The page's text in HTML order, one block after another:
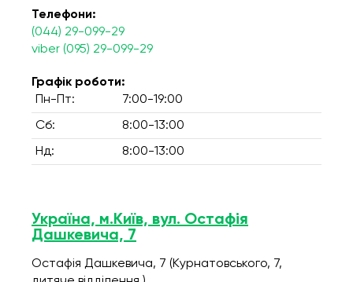
Телефони:
(044) 29-099-29
viber (095) 29-099-29
Графік роботи:
Пн-Пт:
7:00-19:00
Сб: 8:00-13:00
Нд: 8:00-13:00
Україна, м.Київ, вул. Остафія
Дашкевича, 7
Остафія Дашкевича, 7 (Курнатовського, 7,